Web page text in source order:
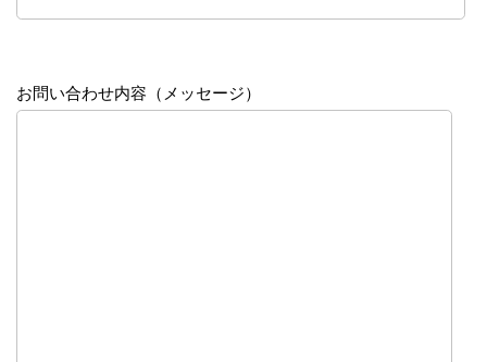
お問い合わせ内容（メッセージ）